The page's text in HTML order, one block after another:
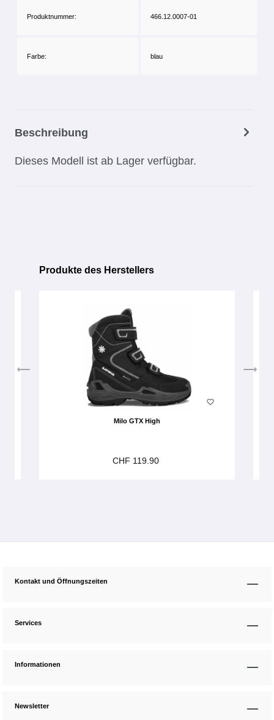
Produktnummer: 466.12.0007-01
Farbe: blau
Beschreibung
Dieses Modell ist ab Lager verfügbar.
Produktgalerie überspringen
Produkte des Herstellers
Milo GTX High
CHF 119.90
Kontakt und Öffnungszeiten
Services
Informationen
Newsletter